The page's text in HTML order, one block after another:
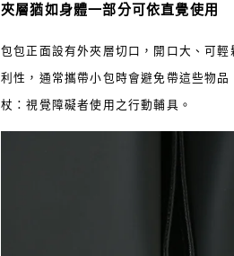
夾層猶如身體一部分可依直覺使用
包包正面設有外夾層切口，開口大、可
利性，通常攜帶小包時會避免帶這些物
杖：視覺障礙者使用之行動輔具。